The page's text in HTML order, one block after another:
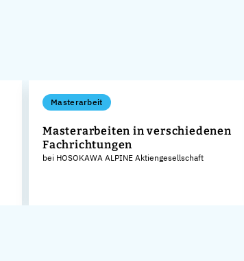
Masterarbeit
Masterarbeiten in verschiedenen
Fachrichtungen
bei HOSOKAWA ALPINE Aktiengesellschaft